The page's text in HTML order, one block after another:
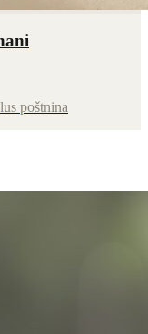
poštnina